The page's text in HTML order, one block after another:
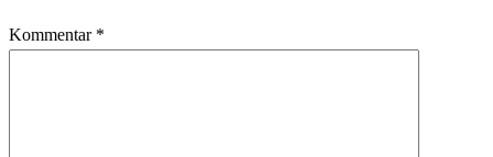
Kommentar *